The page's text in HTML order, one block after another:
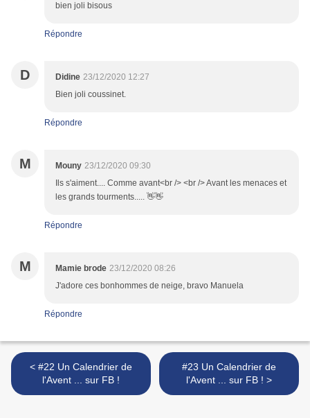
bien joli bisous
Répondre
D Didine 23/12/2020 12:27
Bien joli coussinet.
Répondre
M Mouny 23/12/2020 09:30
Ils s'aiment.... Comme avant<br /> <br /> Avant les menaces et
les grands tourments..... 👋👋
Répondre
M Mamie brode 23/12/2020 08:26
J'adore ces bonhommes de neige, bravo Manuela
Répondre
< #22 Un Calendrier de
l'Avent ... sur FB !
#23 Un Calendrier de
l'Avent ... sur FB ! >